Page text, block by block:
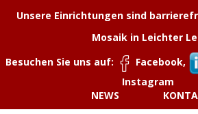
Unsere Einrichtungen sind
Mosaik in Leichter
Besuchen Sie uns auf:
Facebook,
Instagram
NEWS